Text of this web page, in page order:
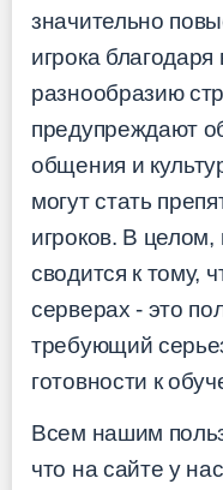
значительно
игрока
разнообразию
предупреждают
общения и
могут стать
игроков. В
сводится к тому,
серверах - это
требующий
готовности к
Всем нашим
что на сайте у